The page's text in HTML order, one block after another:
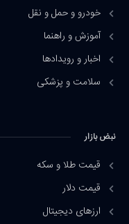
خودرو و حمل و نقل
آموزش و راهنما
اخبار و رویدادها
سلامت و پزشکی
نبض بازار
قیمت طلا و سکه
قیمت دلار
ارزهای دیجیتال